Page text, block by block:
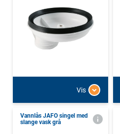
Vis
Vannlås JAFO singel med
slange vask grå